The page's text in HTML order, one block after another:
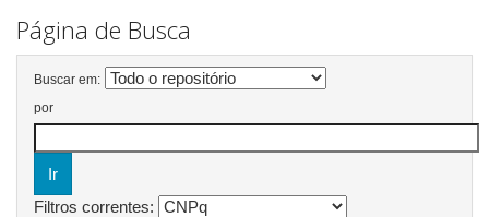
Página de Busca
Buscar em:
por
Filtros correntes: